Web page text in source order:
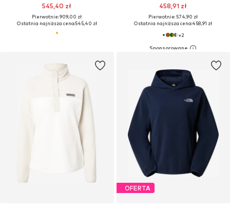
545,40 zł
Pierwotnie: 909,00 zł
Ostatnia najniższa cena:545,40 zł
458,91 zł
Pierwotnie: 574,90 zł
Ostatnia najniższa cena:458,91 zł
+2
OFERTA